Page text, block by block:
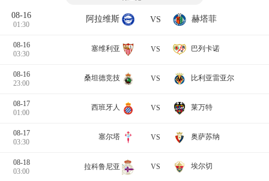
08-16
01:30
阿拉维斯 VS 赫塔菲
08-16
03:30
塞维利亚 VS 巴列卡诺
08-16
23:00
桑坦德竞技 VS 比利亚雷亚尔
08-17
01:00
西班牙人 VS 莱万特
08-17
03:30
塞尔塔 VS 奥萨苏纳
08-18
03:00
拉科鲁尼亚 VS 埃尔切